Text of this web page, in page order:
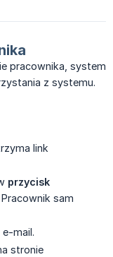
pracownika, system
z systemu.
link
przycisk
Pracownik sam
mail.
stronie